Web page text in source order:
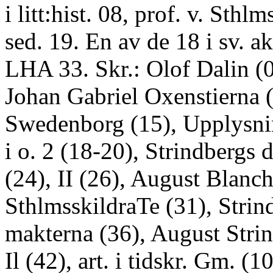
i litt:hist. 08, prof. v.
sed. 19. En av de 18 i sv.
LHA 33. Skr.: Olof Dalin
Johan Gabriel Oxenstierna
Swedenborg (15),
i o. 2 (18-20), Strindbergs
(24), II (26), August
SthlmsskildraTe (31),
makterna (36), August
Il (42), art. i tidskr. Gm.